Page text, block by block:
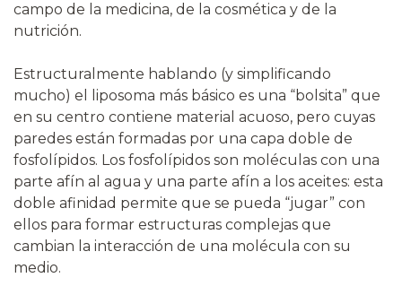
campo de la medicina, de la cosmética y de la
nutrición.
Estructuralmente hablando (y simplificando
mucho) el liposoma más básico es una “bolsita” que
en su centro contiene material acuoso, pero cuyas
paredes están formadas por una capa doble de
fosfolípidos. Los fosfolípidos son moléculas con una
parte afín al agua y una parte afín a los aceites: esta
doble afinidad permite que se pueda “jugar” con
ellos para formar estructuras complejas que
cambian la interacción de una molécula con su
medio.